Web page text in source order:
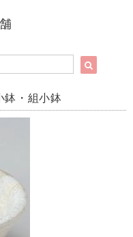
鉢・組小鉢